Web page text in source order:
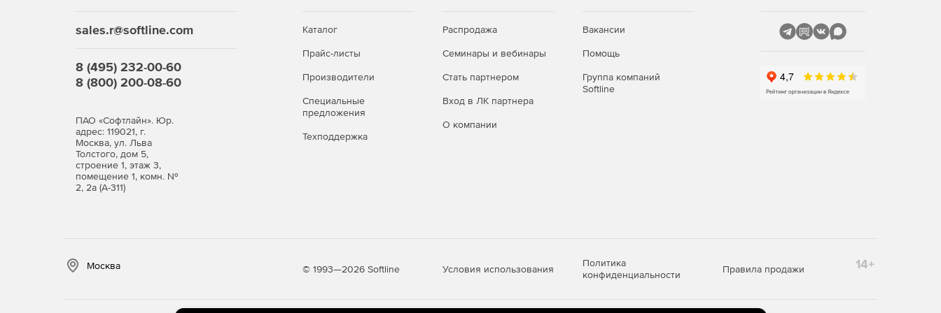
предотвращения вторжений, модуль контроля приложений (на уровне L7), облачный антивирус, модуль
Улучшение производительности и надежности Интернета
Поддержка работы с несколькими провайдерами
UserGate NGFW обеспечивает возможность переключения между доступными интернет-каналами от
различных провайдеров или их совместное использование, что позволяет существенно повысить
надежность и отказоустойчивость интернет-доступа.
критичных для работы предприятия.
sales.r@softline.com
8 (495) 232-00-60
8 (800) 200-08-60
ПАО «Софтлайн». Юр.
адрес: 119021, г.
Москва, ул. Льва
Толстого, дом 5,
строение 1, этаж 3,
помещение 1, комн. №
2, 2а (А-311)
Каталог
Прайс-листы
Производители
Специальные
предложения
Техподдержка
Распродажа
Семинары и вебинары
Стать партнером
Вход в ЛК партнера
О компании
Вакансии
Помощь
Группа компаний
Softline
Москва © 1993—2026 Softline Условия использования
Политика
конфиденциальности
Правила продажи 14+